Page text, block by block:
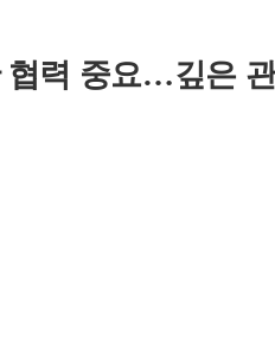
협력 중요…깊은